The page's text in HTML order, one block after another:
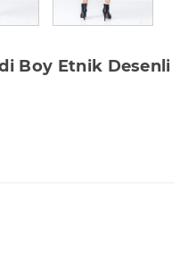
Boy Etnik Desenli